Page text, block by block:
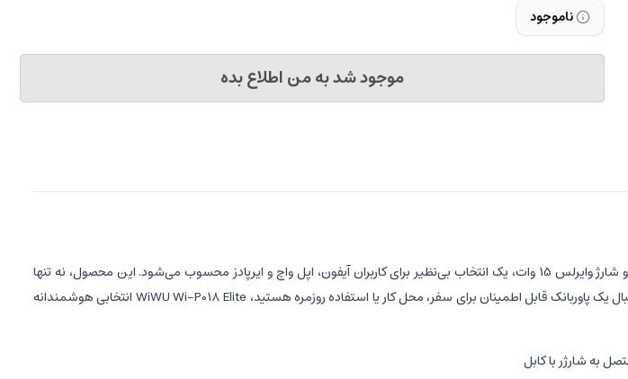
ناموجود
موجود شد به من اطلاع بده
Wi-P018 Elite یکی از جدیدترین محصولات سری Elite برند ویوو است که با ظرفیت 10000 میلی‌آمپر و شارژ وایرلس 15 وات، یک انتخاب بی‌نظیر برای کاربران آیفون، اپل واچ و ایرپادز محسوب می‌شود. این محصول، نه تنها
طراحی مدرن و جمع‌وجوری دارد، بلکه قابلیت شارژ سه دستگاه به‌صورت همزمان را نیز فراهم می‌کند. اگر به دنبال یک پاوربانک قابل اطمینان برای سفر، محل کار یا استفاده روزمره هستید، WiWU Wi-P018 Elite انتخابی هوشمندانه